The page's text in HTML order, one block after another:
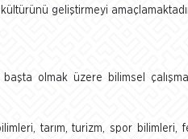
geliştirmeyi
başta olmak üzere bilimsel
tarım, turizm, spor bilimleri,